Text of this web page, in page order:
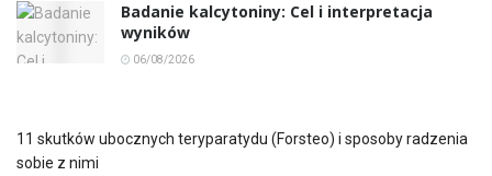
Badanie kalcytoniny: Cel i interpretacja
wyników
06/08/2026
11 skutków ubocznych teryparatydu (Forsteo) i sposoby radzenia
sobie z nimi